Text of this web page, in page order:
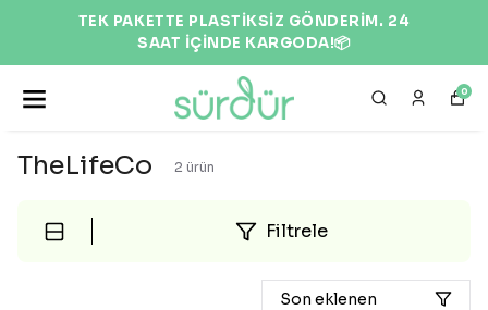
TEK PAKETTE PLASTİKSİZ GÖNDERİM. 24
SAAT İÇİNDE KARGODA!📦
0
TheLifeCo 2 ürün
Filtrele
Son eklenen